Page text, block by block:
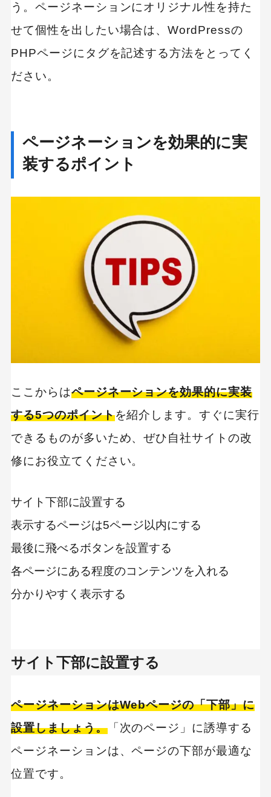
う。ページネーションにオリジナル性を持た
せて個性を出したい場合は、WordPressの
PHPページにタグを記述する方法をとってく
ださい。
ページネーションを効果的に実
装するポイント
ここからはページネーションを効果的に実装
する5つのポイントを紹介します。すぐに実行
できるものが多いため、ぜひ自社サイトの改
修にお役立てください。
サイト下部に設置する
表示するページは5ページ以内にする
最後に飛べるボタンを設置する
各ページにある程度のコンテンツを入れる
分かりやすく表示する
サイト下部に設置する
ページネーションはWebページの「下部」に
設置しましょう。「次のページ」に誘導する
ページネーションは、ページの下部が最適な
位置です。